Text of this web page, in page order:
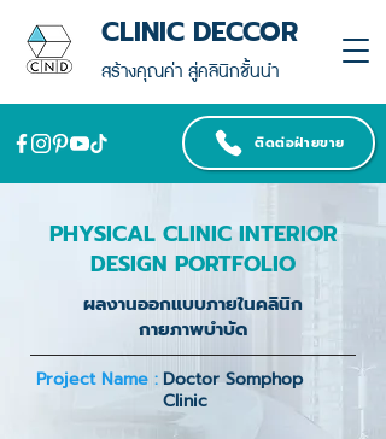
สร้างคุณค่า สู่คลินิกชั้นนำ
CLINIC DECCOR
ติดต่อฝ่ายขาย
PHYSICAL CLINIC INTERIOR
DESIGN PORTFOLIO
ผลงานออกแบบภายในคลินิก
กายภาพบำบัด
Project Name : Doctor Somphop
Clinic